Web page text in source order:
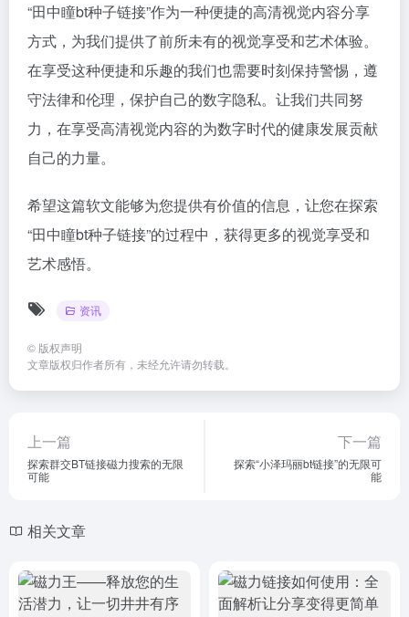
“田中瞳bt种子链接”作为一种便捷的高清视觉内容分享
方式，为我们提供了前所未有的视觉享受和艺术体验。
在享受这种便捷和乐趣的我们也需要时刻保持警惕，遵
守法律和伦理，保护自己的数字隐私。让我们共同努
力，在享受高清视觉内容的为数字时代的健康发展贡献
自己的力量。
希望这篇软文能够为您提供有价值的信息，让您在探索
“田中瞳bt种子链接”的过程中，获得更多的视觉享受和
艺术感悟。
资讯
© 版权声明
文章版权归作者所有，未经允许请勿转载。
上一篇
探索群交BT链接磁力搜索的无限
可能
下一篇
探索“小泽玛丽bt链接”的无限可
能
相关文章